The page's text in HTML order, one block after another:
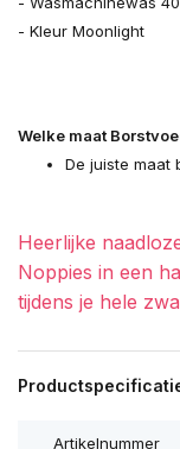
- Kleur Moonlight
Welke maat
De juiste maat
Heerlijke
Noppies in een
tijdens je hele
Artikelnummer